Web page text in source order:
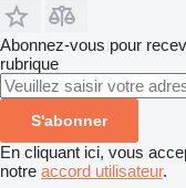
Abonnez-vous pour
rubrique
S'abonner
En cliquant ici, vous
notre accord utilisateur.